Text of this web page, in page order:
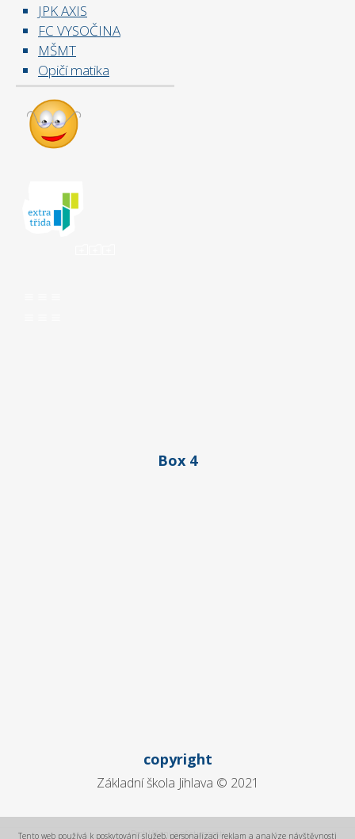
JPK AXIS
FC VYSOČINA
MŠMT
Opičí matika
Box 4
copyright
Základní škola Jihlava © 2021
Prohlášení o přístupnosti
Tento web používá k poskytování služeb, personalizaci reklam a analýze návštěvnosti